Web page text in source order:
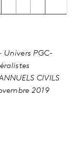
Univers PGC-
CIVILS
2019